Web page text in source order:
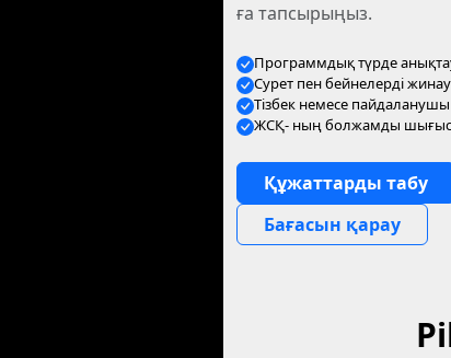
ға тапсырыңыз.
Программдық түрде
Сурет пен бейнелерді жинау
Тізбек немесе
ЖСҚ- ның болжамды
Құжаттарды табу
Бағасын қарау